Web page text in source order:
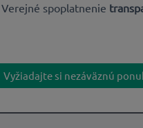
Verejné spoplatnenie
Vyžiadajte si nezáväznú